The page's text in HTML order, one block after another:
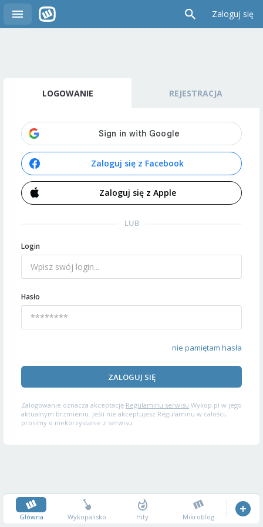
Zaloguj się
LOGOWANIE REJESTRACJA
Zaloguj się z Facebook
Zaloguj się z Apple
LUB
Login
Hasło
nie pamiętam hasła
ZALOGUJ SIĘ
Zalogowanie oznacza akceptację Regulaminu serwisu Wykop.pl w jego
aktualnym brzmieniu. Jeśli nie akceptujesz Regulaminu w całości,
prosimy o niekorzystanie z serwisu.
Główna Wykopalisko Hity Mikroblog